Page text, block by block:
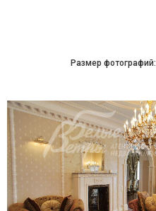
Размер фотографий: